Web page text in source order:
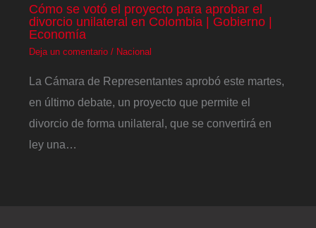
Cómo se votó el proyecto para aprobar el
divorcio unilateral en Colombia | Gobierno |
Economía
Deja un comentario / Nacional
La Cámara de Representantes aprobó este martes,
en último debate, un proyecto que permite el
divorcio de forma unilateral, que se convertirá en
ley una…